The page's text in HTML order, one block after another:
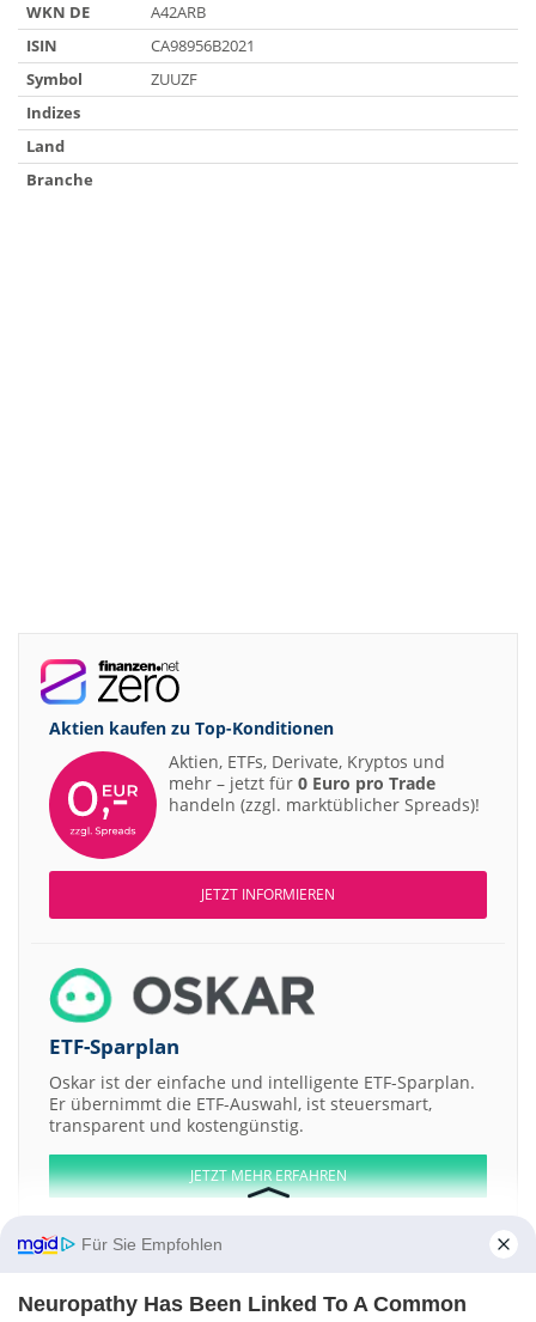
WKN DE
A42ARB
ISIN
CA98956B2021
Symbol
ZUUZF
Indizes
Land
Branche
Aktien kaufen zu Top-Konditionen
Aktien, ETFs, Derivate, Kryptos und
mehr – jetzt für 0 Euro pro Trade
handeln (zzgl. marktüblicher Spreads)!
JETZT INFORMIEREN
ETF-Sparplan
Oskar ist der einfache und intelligente ETF-Sparplan.
Er übernimmt die ETF-Auswahl, ist steuersmart,
transparent und kostengünstig.
JETZT MEHR ERFAHREN
Aktien ATX DAX EuroStoxx 50 Dow Jones NASDAQ 100 Nikkei 225
Für Sie Empfohlen
Neuropathy Has Been Linked To A Common